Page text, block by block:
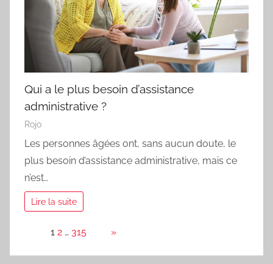
Qui a le plus besoin d’assistance
administrative ?
Rojo
Les personnes âgées ont, sans aucun doute, le
plus besoin d’assistance administrative, mais ce
n’est…
Lire la suite
Page:1 2 … 315 »